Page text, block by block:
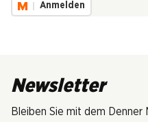
Anmelden
Newsletter
Bleiben Sie mit dem